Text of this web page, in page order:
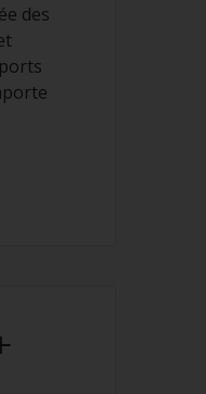
des